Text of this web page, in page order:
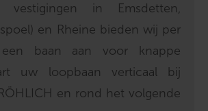
in Emsdetten,
en Rheine bieden wij per
een baan aan voor knappe
uw loopbaan verticaal bij
en rond het volgende